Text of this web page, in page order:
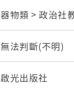
器物類 > 政治社
無法判斷(不明)
啟光出版社